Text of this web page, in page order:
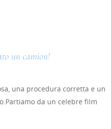
un camion!
una procedura corretta e un
da un celebre film